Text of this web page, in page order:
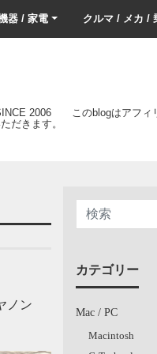
器 / 家電 クルマ / メカ /
2006 このblogはアフィ
だきます。
ノン
カテゴリー
Mac / PC
Macintosh